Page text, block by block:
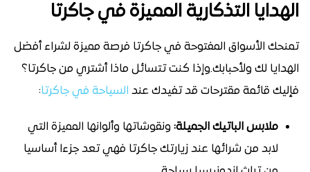
الهدايا التذكارية المميزة في جاكرتا
تمنحك الأسواق المفتوحة في جاكرتا فرصة مميزة لشراء أفضل
الهدايا لك ولأحبابك.وإذا كنت تتسائل ماذا أشتري من جاكرتا؟
فإليك قائمة مقترحات قد تفيدك عند السياحة في جاكرتا:
ملابس الباتيك الجميلة: ونقوشاتها وألوانها المميزة التي
لابد من شرائها عند زيارتك جاكرتا فهي تعد جزءا أساسيا